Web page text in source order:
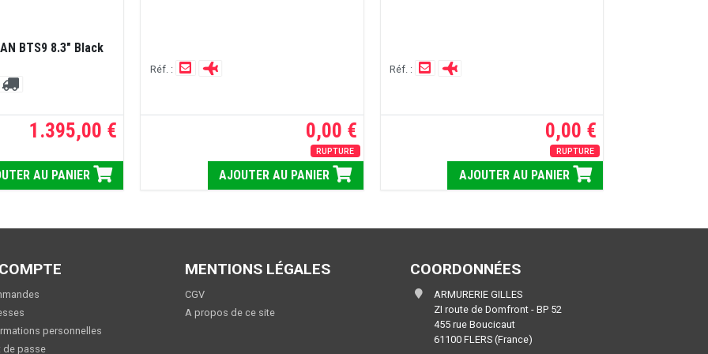
BTS9 8.3" Black
1.395,00 €
AU PANIER
Réf. :
0,00 €
RUPTURE
AJOUTER AU PANIER
Réf. :
0,00 €
RUPTURE
AJOUTER AU PANIER
personnelles
de passe
MENTIONS LÉGALES
CGV
A propos de ce site
COORDONNÉES
ARMURERIE GILLES
ZI route de Domfront - BP 52
455 rue Boucicaut
61100 FLERS (France)